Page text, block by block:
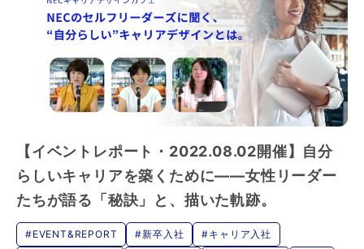
【イベントレポート・2022.08.02開催】自分
らしいキャリアを築くために――女性リーダー
たちが語る「秘訣」と、描いた軌跡。
#EVENT&REPORT #新卒入社
#キャリア入社